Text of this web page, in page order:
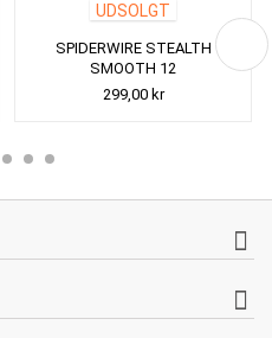
UDSOLGT
SPIDERWIRE STEALTH
SMOOTH 12
299,00 kr